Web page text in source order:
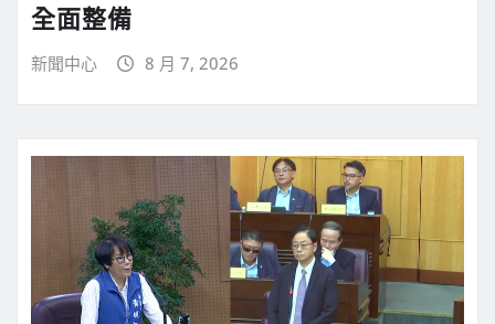
全面整備
新聞中心 8 月 7, 2026